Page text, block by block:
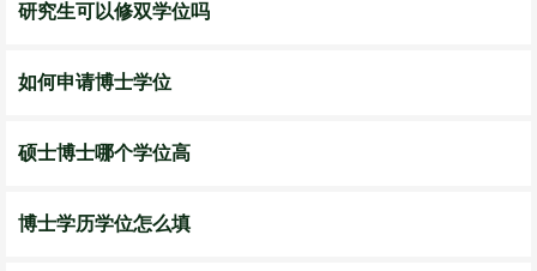
研究生可以修双学位吗
如何申请博士学位
硕士博士哪个学位高
博士学历学位怎么填